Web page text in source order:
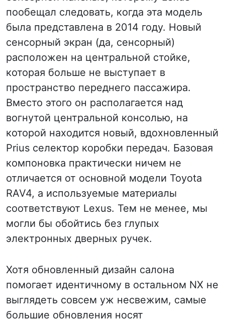
пообещал следовать, когда эта модель
была представлена в 2014 году. Новый
сенсорный экран (да, сенсорный)
расположен на центральной стойке,
которая больше не выступает в
пространство переднего пассажира.
Вместо этого он располагается над
вогнутой центральной консолью, на
которой находится новый, вдохновленный
Prius селектор коробки передач. Базовая
компоновка практически ничем не
отличается от основной модели Toyota
RAV4, а используемые материалы
соответствуют Lexus. Тем не менее, мы
могли бы обойтись без глупых
электронных дверных ручек.
Хотя обновленный дизайн салона
помогает идентичному в остальном NX не
выглядеть совсем уж несвежим, самые
большие обновления носят